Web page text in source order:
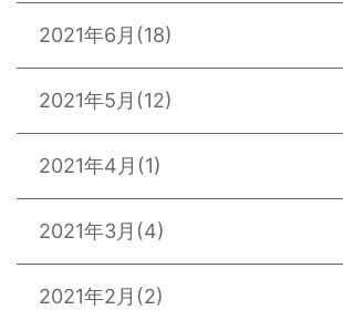
2021年6月 (18)
2021年5月 (12)
2021年4月 (1)
2021年3月 (4)
2021年2月 (2)